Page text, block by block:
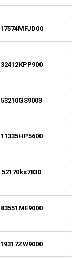
17574MFJD00
32412KPP900
53210GS9003
11335HP5600
52170ks7830
83551ME9000
19317ZW9000